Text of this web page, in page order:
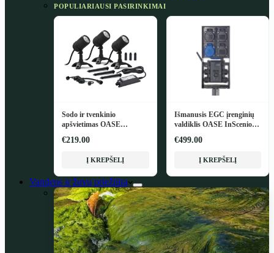
POPULIARIAUSI PASIRINKIMAI
Sodo ir tvenkinio
apšvietimas OASE
€219.00
Į KREPŠELĮ
Išmanusis EGC įrenginių
valdiklis OASE InScenio
€499.00
Į KREPŠELĮ
Vandens ir žuvų priežiūra